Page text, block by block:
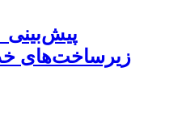
زیرساخت‌های